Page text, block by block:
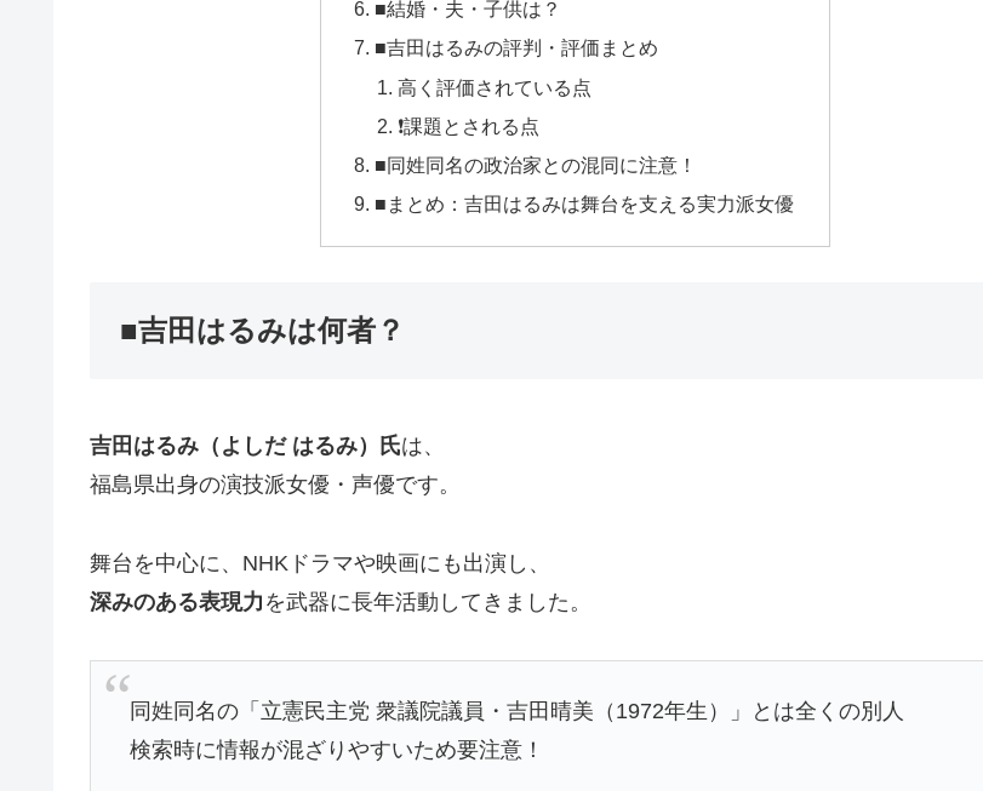
■結婚・夫・子供は？
■吉田はるみの評判・評価まとめ
高く評価されている点
❗課題とされる点
■同姓同名の政治家との混同に注意！
■まとめ：吉田はるみは舞台を支える実力派女優
■吉田はるみは何者？
吉田はるみ（よしだ はるみ）氏は、
福島県出身の演技派女優・声優です。
舞台を中心に、NHKドラマや映画にも出演し、
深みのある表現力 を武器に長年活動してきました。
同姓同名の「立憲民主党 衆議院議員・吉田晴美（1972年生）」とは全くの別人
検索時に情報が混ざりやすいため要注意！